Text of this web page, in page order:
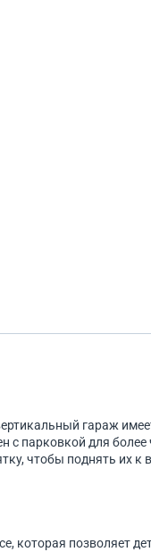
гараж
с парковкой для
чтобы поднять их к
которая позволяет